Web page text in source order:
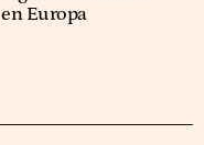
en Europa